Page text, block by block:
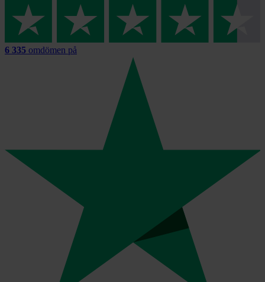
6 335 omdömen på